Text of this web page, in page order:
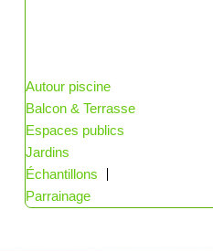
Autour piscine
Balcon & Terrasse
Espaces publics
Jardins
Échantillons
Parrainage